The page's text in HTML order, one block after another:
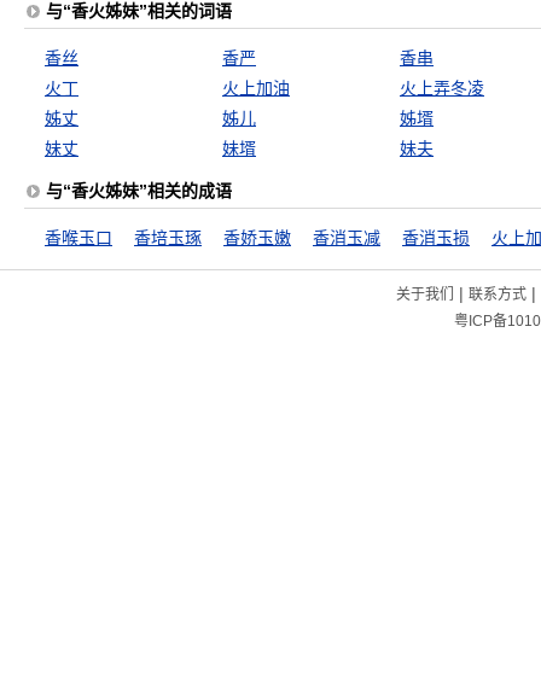
与“香火姊妹”相关的词语
香丝 香严
香串
火丁
火上加油
火上弄冬凌
姊丈
姊儿
姊壻
妹丈
妹壻 妹夫
与“香火姊妹”相关的成语
香喉玉口 香培玉琢 香娇玉嫩 香消玉减 香消玉损 火上
关于我们 | 联系方式|
粤ICP备